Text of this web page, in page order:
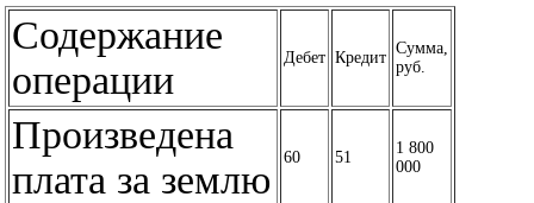
Содержание
операции
Дебет Кредит
Сумма,
руб.
Произведена
плата за землю
60 51
1 800
000